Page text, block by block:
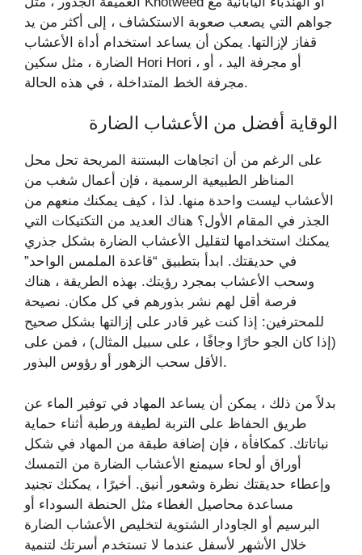
جواهم التي يصعب صعوبة الاستكشاف ، إلى أكثر من يد
قفاز لإزالتها. يمكن أن يساعد استخدام أداة الأعشاب
الضارة ، مثل سكين Hori Hori ، أو مجرفة اليد ، أو
مجرفة الخط المتداخلة ، في هذه الحالة.
الوقاية أفضل من الأعشاب الضارة
على الرغم من أن اتجاهات البستنة المريحة تحل محل
المناظر الطبيعية الرسمية ، فإن أعمال شغب من
الأعشاب ليست واحدة منها. لذا ، كيف يمكنك منعهم من
الجذر في المقام الأول؟ هناك العديد من التكتيكات التي
يمكنك استخدامها لتقليل الأعشاب الضارة بشكل جذري
في حديقتك. ابدأ بتطبيق “قاعدة الملمس الواحد”
وسحب الأعشاب بمجرد رؤيتك. بهذه الطريقة ، هناك
فرصة أقل لهم نشر بذورهم في كل مكان. نصيحة
للمحترفين: إذا كنت غير قادر على إزالتها بشكل صحيح
(إذا كان الجو حارًا وجافًا ، على سبيل المثال) ، فمن على
الأقل سحب الزهور أو رؤوس البذور.
بدلاً من ذلك ، يمكن أن يساعد المهاد في توفير الماء عن
طريق الحفاظ على التربة لطيفة ورطبة أثناء حماية
نباتاتك. كمكافأة ، فإن إضافة طبقة من المهاد في شكل
أوراق أو لحاء سيمنع الأعشاب الضارة من التمسك
وإعطاء حديقتك نظرة وشعور أنيق. أخيرًا ، يمكنك تجنيد
مساعدة محاصيل الغطاء مثل الحنطة السوداء أو
البرسيم أو الجاودار الشتوية لتخليص الأعشاب الضارة
خلال الأشهر لأسفل عندما لا تستخدم أسرتك لتنمية